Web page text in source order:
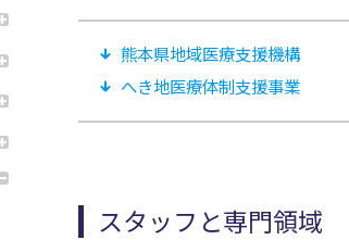
熊本県地域医療支援機構
へき地医療体制支援事業
スタッフと専門領域